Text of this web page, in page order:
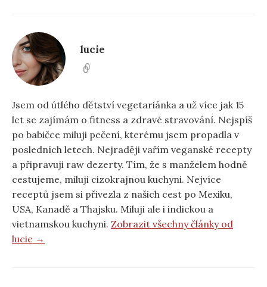
lucie
Jsem od útlého dětství vegetariánka a už více jak 15
let se zajímám o fitness a zdravé stravování. Nejspíš
po babičce miluji pečení, kterému jsem propadla v
posledních letech. Nejraději vařím veganské recepty
a připravuji raw dezerty. Tím, že s manželem hodně
cestujeme, miluji cizokrajnou kuchyni. Nejvíce
receptů jsem si přivezla z našich cest po Mexiku,
USA, Kanadě a Thajsku. Miluji ale i indickou a
vietnamskou kuchyni. Zobrazit všechny články od
lucie →